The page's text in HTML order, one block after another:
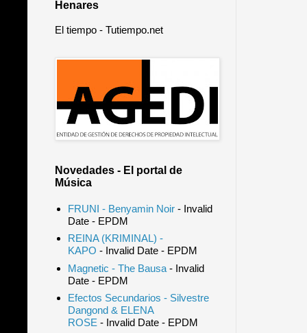
Henares
El tiempo - Tutiempo.net
Novedades - El portal de
Música
FRUNI - Benyamin Noir- Invalid
Date- EPDM
REINA (KRIMINAL) -
KAPO - Invalid Date- EPDM
Magnetic - The Bausa- Invalid
Date- EPDM
Efectos Secundarios - Silvestre
Dangond & ELENA
ROSE - Invalid Date- EPDM